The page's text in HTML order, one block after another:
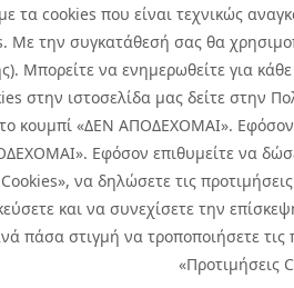
τα cookies που είναι τεχνικώς
Με την συγκατάθεσή σας θα
Μπορείτε να ενημερωθείτε για
στην ιστοσελίδα μας δείτε στην
κουμπί «ΔΕΝ ΑΠΟΔΕΧΟΜΑΙ».
Εφόσον επιθυμείτε να
να δηλώσετε τις
και να συνεχίσετε την
πάσα στιγμή να τροποποιήσετε τις
«Προτιμήσεις
κάθε νόμιμου δικαιώματος.